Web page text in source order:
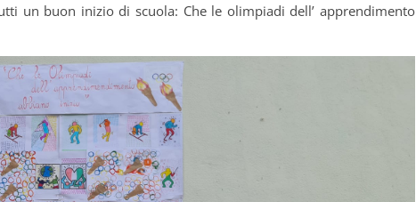
un buon inizio di scuola: Che le olimpiadi dell’ apprendimento